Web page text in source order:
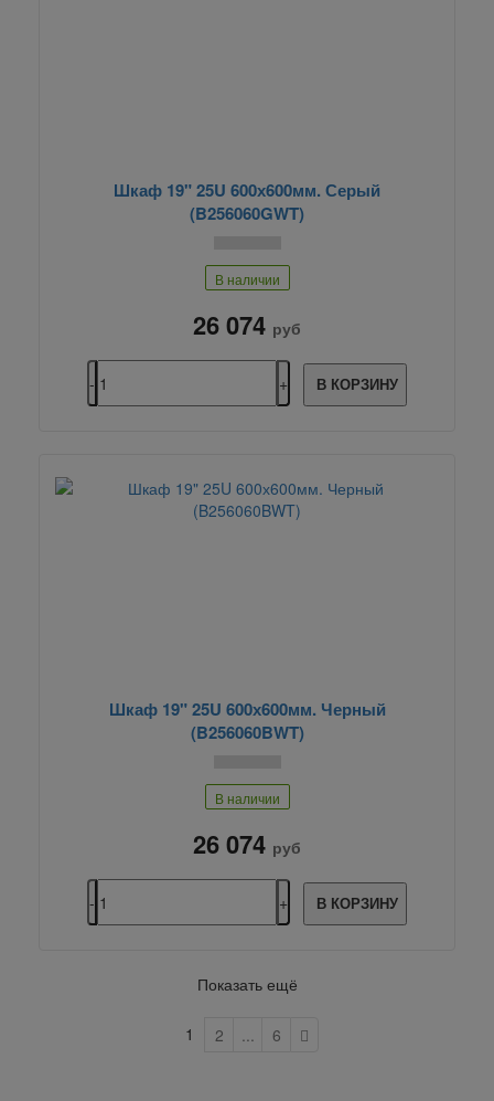
Шкаф 19" 25U 600х600мм. Серый
(B256060GWT)
В наличии
26 074 руб
В КОРЗИНУ
Шкаф 19" 25U 600х600мм. Черный
(B256060BWT)
В наличии
26 074 руб
В КОРЗИНУ
Показать ещё
1 2 ... 6